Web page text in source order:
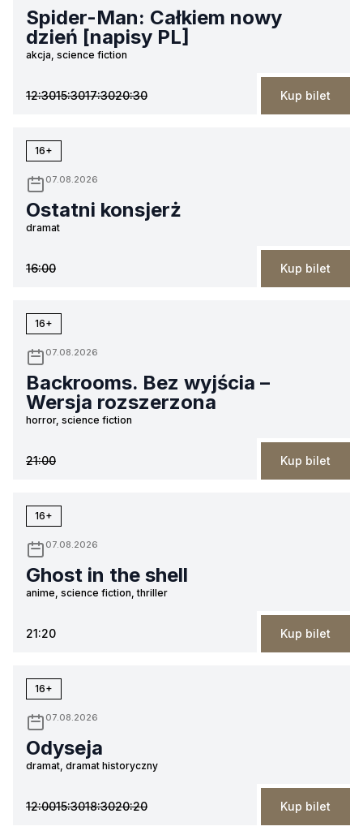
Spider-Man: Całkiem nowy
dzień [napisy PL]
akcja, science fiction
12:3015:3017:3020:30 Kup bilet
16+
07.08.2026
Ostatni konsjerż
dramat
16:00 Kup bilet
16+
07.08.2026
Backrooms. Bez wyjścia –
Wersja rozszerzona
horror, science fiction
21:00 Kup bilet
16+
07.08.2026
Ghost in the shell
anime, science fiction, thriller
21:20 Kup bilet
16+
07.08.2026
Odyseja
dramat, dramat historyczny
12:0015:3018:3020:20 Kup bilet